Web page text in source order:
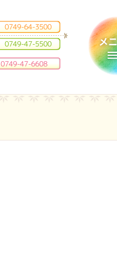
0749-64-3500
0749-47-5500
0749-47-6608